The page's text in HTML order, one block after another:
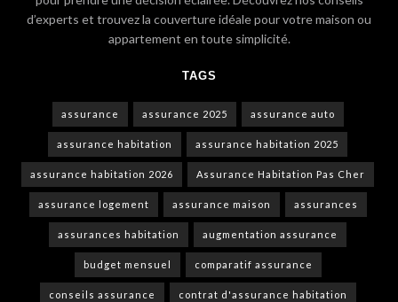
d’experts et trouvez la couverture idéale pour votre maison ou
appartement en toute simplicité.
TAGS
assurance assurance 2025 assurance auto
assurance habitation assurance habitation 2025
assurance habitation 2026 Assurance Habitation Pas Cher
assurance logement assurance maison assurances
assurances habitation augmentation assurance
budget mensuel comparatif assurance
conseils assurance contrat d'assurance habitation